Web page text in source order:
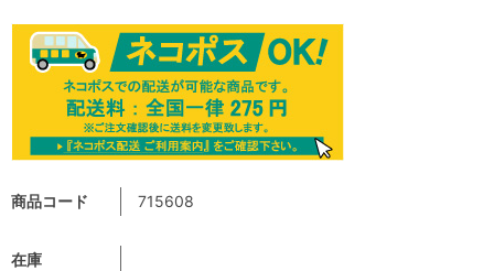
商品コード 715608
在庫